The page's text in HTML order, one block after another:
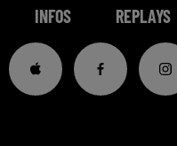
INFOS REPLAYS